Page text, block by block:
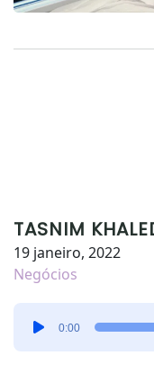
TASNIM
19 janeiro, 2022
Negócios
0:00